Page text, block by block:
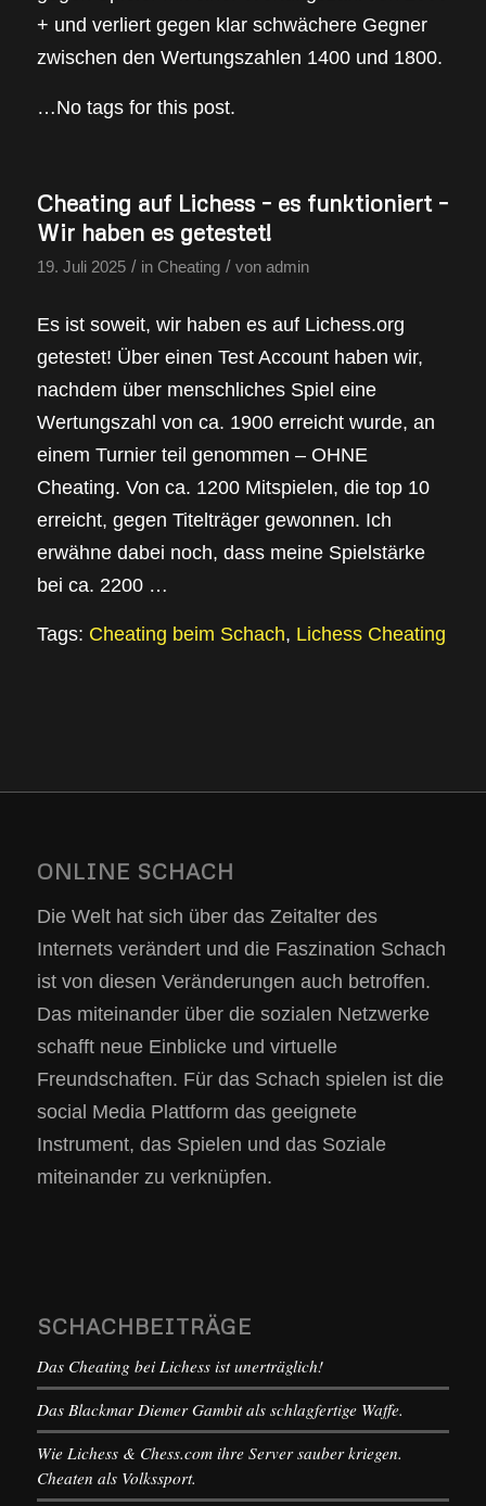
+ und verliert gegen klar schwächere Gegner
zwischen den Wertungszahlen 1400 und 1800.
…No tags for this post.
Cheating auf Lichess – es funktioniert –
Wir haben es getestet!
19. Juli 2025 / in Cheating / von admin
Es ist soweit, wir haben es auf Lichess.org
getestet! Über einen Test Account haben wir,
nachdem über menschliches Spiel eine
Wertungszahl von ca. 1900 erreicht wurde, an
einem Turnier teil genommen – OHNE
Cheating. Von ca. 1200 Mitspielen, die top 10
erreicht, gegen Titelträger gewonnen. Ich
erwähne dabei noch, dass meine Spielstärke
bei ca. 2200 …
Tags: Cheating beim Schach, Lichess Cheating
ONLINE SCHACH
Die Welt hat sich über das Zeitalter des
Internets verändert und die Faszination Schach
ist von diesen Veränderungen auch betroffen.
Das miteinander über die sozialen Netzwerke
schafft neue Einblicke und virtuelle
Freundschaften. Für das Schach spielen ist die
social Media Plattform das geeignete
Instrument, das Spielen und das Soziale
miteinander zu verknüpfen.
SCHACHBEITRÄGE
Das Cheating bei Lichess ist unerträglich!
Das Blackmar Diemer Gambit als schlagfertige Waffe.
Wie Lichess & Chess.com ihre Server sauber kriegen.
Cheaten als Volkssport.